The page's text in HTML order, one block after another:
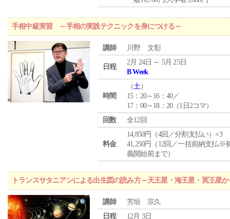
手相中級実習 ～手相の実践テクニックを身につける～
講師 川野 文彰
日程
2月 24日 ～ 5月 25日
B Week
時間
（土）
15：20～16：40／
17：00～18：20（1日2コマ）
回数
全12回
料金
14,850円（4回／分割支払い）×3
41,250円（12回／一括前納支払※
義開始前まで）
トランスサタニアンによる出生図の読み方～天王星・海王星・冥王星
講師
芳垣 宗久
日程
12月 3日